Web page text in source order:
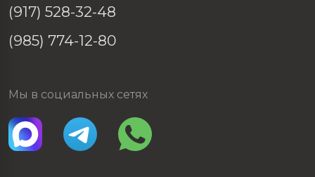
(917) 528-32-48
(985) 774-12-80
Мы в социальных сетях